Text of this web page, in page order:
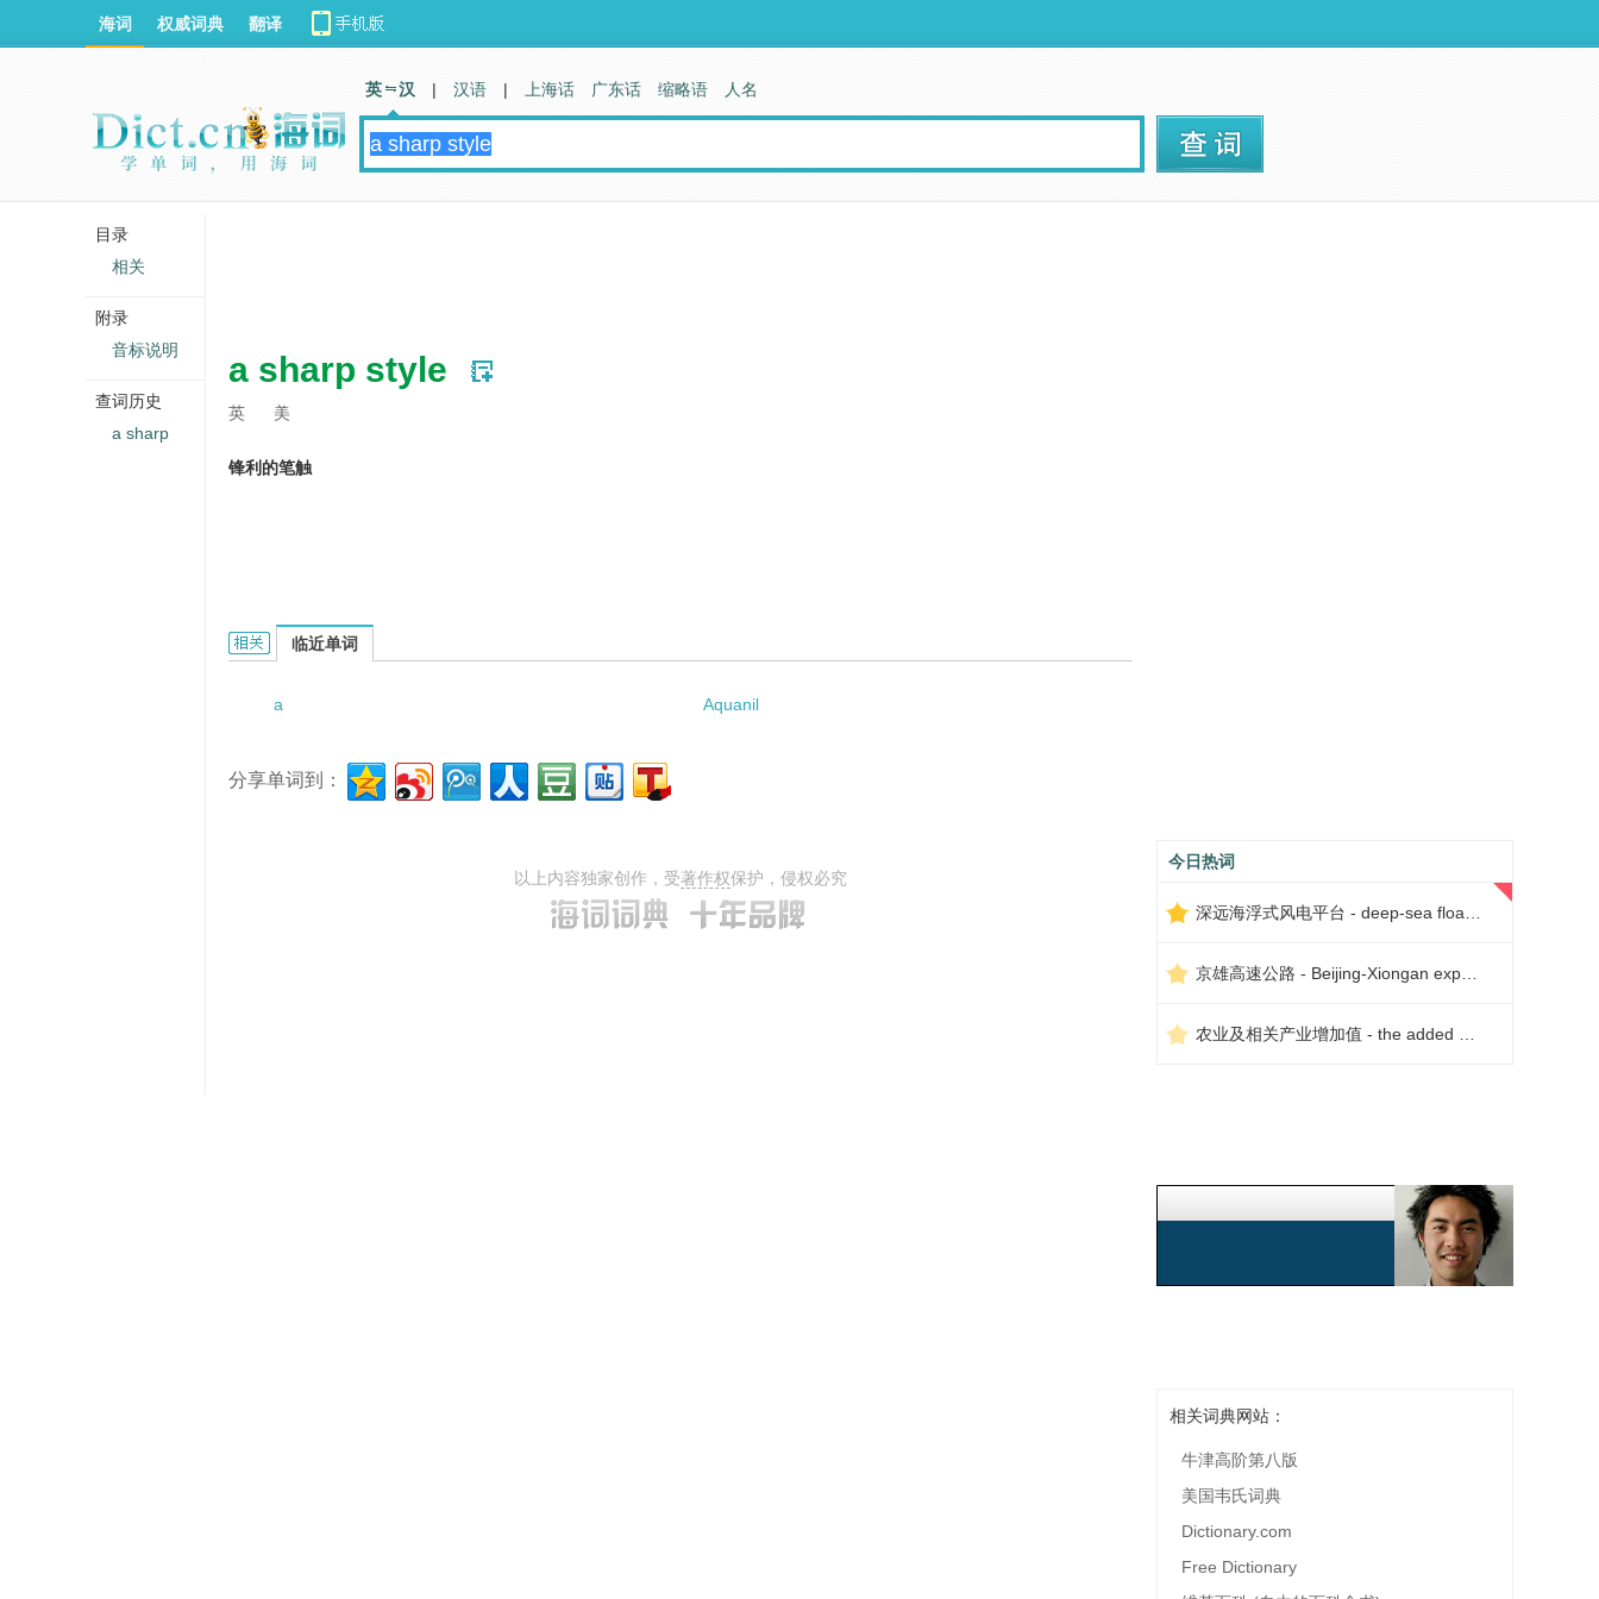
a sharp style
英 美
锋利的笔触
a sharp style的相关资料：
临近单词
a Aquanil
分享单词到：
以上内容独家创作，受著作权保护，侵权必究
今日热词
相关词典网站：
牛津高阶第八版
美国韦氏词典
Dictionary.com
Free Dictionary
海词 权威词典 翻译
英 汉 | 汉语 | 上海话 广东话 缩略语 人名
目录
相关
附录
音标说明
查词历史
a sharp